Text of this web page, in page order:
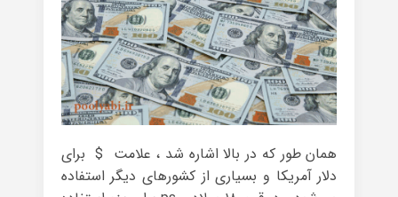
همان طور که در بالا اشاره شد ، علامت $ برای
دلار آمریکا و بسیاری از کشورهای دیگر استفاده